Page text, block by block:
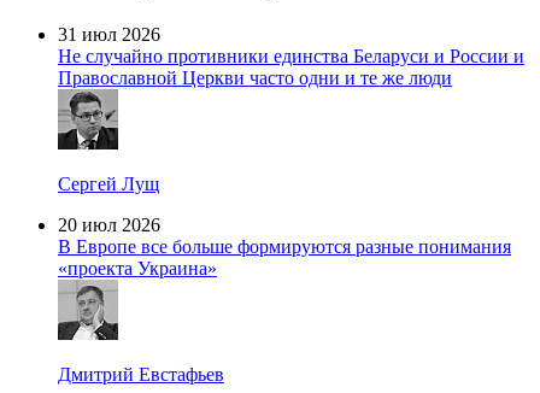
31 июл 2026
Не случайно противники единства Беларуси и России и
Православной Церкви часто одни и те же люди
Сергей Лущ
20 июл 2026
В Европе все больше формируются разные понимания
«проекта Украина»
Дмитрий Евстафьев